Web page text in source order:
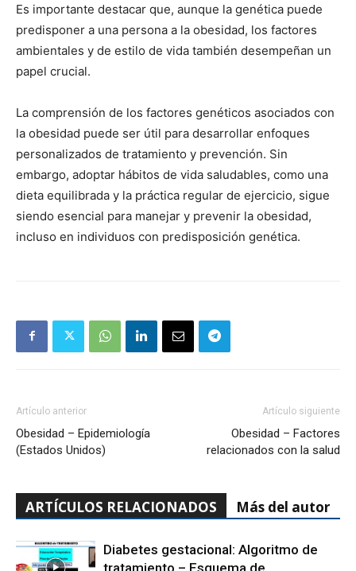
Es importante destacar que, aunque la genética puede
predisponer a una persona a la obesidad, los factores
ambientales y de estilo de vida también desempeñan un
papel crucial.
La comprensión de los factores genéticos asociados con
la obesidad puede ser útil para desarrollar enfoques
personalizados de tratamiento y prevención. Sin
embargo, adoptar hábitos de vida saludables, como una
dieta equilibrada y la práctica regular de ejercicio, sigue
siendo esencial para manejar y prevenir la obesidad,
incluso en individuos con predisposición genética.
Artículo anterior
Obesidad – Epidemiología
(Estados Unidos)
Artículo siguiente
Obesidad – Factores
relacionados con la salud
ARTÍCULOS RELACIONADOS Más del autor
Diabetes gestacional: Algoritmo de
tratamiento – Esquema de